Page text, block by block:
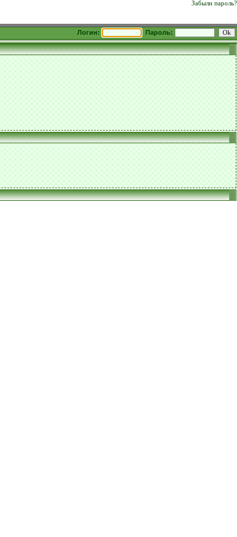
Забыли пароль?
Логин: Пароль: